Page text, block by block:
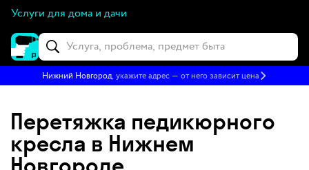
Услуги для дома и дачи
Нижний Новгород, укажите адрес — от него зависит цена
Перетяжка педикюрного
кресла в Нижнем